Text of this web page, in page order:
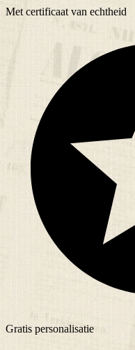
Met certificaat van echtheid
Gratis personalisatie